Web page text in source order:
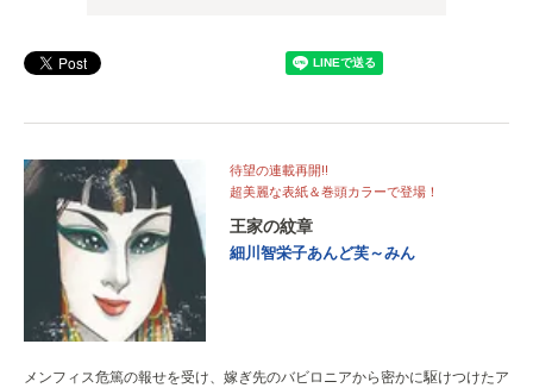
待望の連載再開!!
超美麗な表紙＆巻頭カラーで登場！
王家の紋章
細川智栄子あんど芙～みん
メンフィス危篤の報せを受け、嫁ぎ先のバビロニアから密かに駆けつけたア